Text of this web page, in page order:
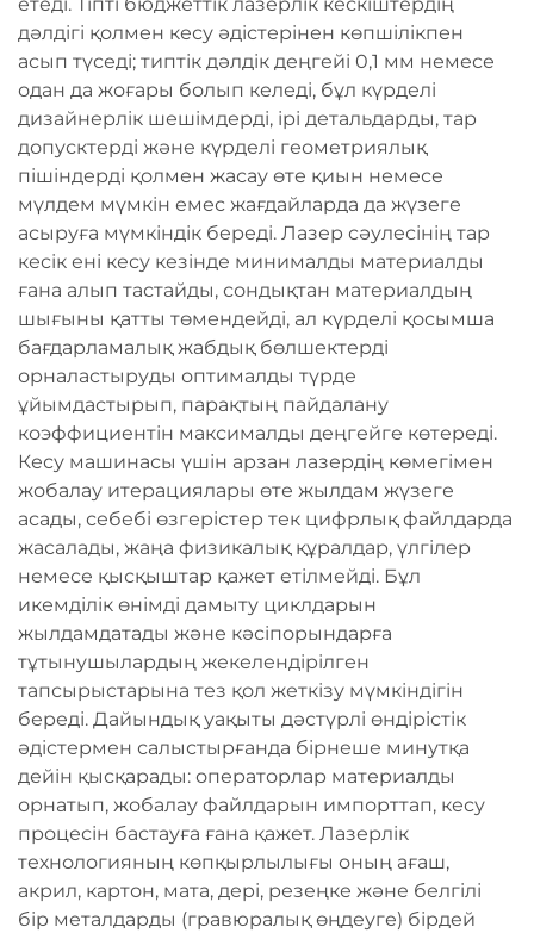
дәлдігі қолмен кесу әдістерінен көпшілікпен
асып түседі; типтік дәлдік деңгейі 0,1 мм немесе
одан да жоғары болып келеді, бұл күрделі
дизайнерлік шешімдерді, ірі детальдарды, тар
допусктерді және күрделі геометриялық
пішіндерді қолмен жасау өте қиын немесе
мүлдем мүмкін емес жағдайларда да жүзеге
асыруға мүмкіндік береді. Лазер сәулесінің тар
кесік ені кесу кезінде минималды материалды
ғана алып тастайды, сондықтан материалдың
шығыны қатты төмендейді, ал күрделі қосымша
бағдарламалық жабдық бөлшектерді
орналастыруды оптималды түрде
ұйымдастырып, парақтың пайдалану
коэффициентін максималды деңгейге көтереді.
Кесу машинасы үшін арзан лазердің көмегімен
жобалау итерациялары өте жылдам жүзеге
асады, себебі өзгерістер тек цифрлық файлдарда
жасалады, жаңа физикалық құралдар, үлгілер
немесе қысқыштар қажет етілмейді. Бұл
икемділік өнімді дамыту циклдарын
жылдамдатады және кәсіпорындарға
тұтынушылардың жекелендірілген
тапсырыстарына тез қол жеткізу мүмкіндігін
береді. Дайындық уақыты дәстүрлі өндірістік
әдістермен салыстырғанда бірнеше минутқа
дейін қысқарады: операторлар материалды
орнатып, жобалау файлдарын импорттап, кесу
процесін бастауға ғана қажет. Лазерлік
технологияның көпқырлылығы оның ағаш,
акрил, картон, мата, дері, резеңке және белгілі
бір металдарды (гравюралық өңдеуге) бірдей